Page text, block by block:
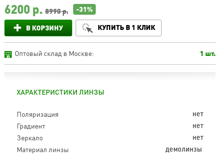
6200р. 8990 р. -31%
В КОРЗИНУ КУПИТЬ В 1 КЛИК
Оптовый склад в Москве: 1 шт.
ХАРАКТЕРИСТИКИ ЛИНЗЫ
Поляризация нет
Градиент нет
Зеркало нет
Материал линзы демолинзы